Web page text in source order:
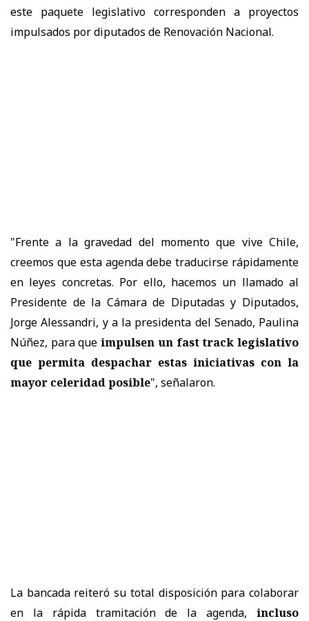
este paquete legislativo corresponden a proyectos
impulsados por diputados de Renovación Nacional.
"Frente a la gravedad del momento que vive Chile,
creemos que esta agenda debe traducirse rápidamente
en leyes concretas. Por ello, hacemos un llamado al
Presidente de la Cámara de Diputadas y Diputados,
Jorge Alessandri, y a la presidenta del Senado, Paulina
Núñez, para queimpulsen un fast track legislativo
que permita despachar estas iniciativas con la
mayor celeridad posible", señalaron.
La bancada reiteró su total disposición para colaborar
en la rápida tramitación de la agenda, incluso